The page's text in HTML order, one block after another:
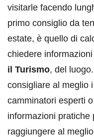
visitarle facendo
primo consiglio da
estate, è quello di
chiedere
il Turismo, del
consigliare al meglio
camminatori esperti
informazioni pratiche
raggiungere al